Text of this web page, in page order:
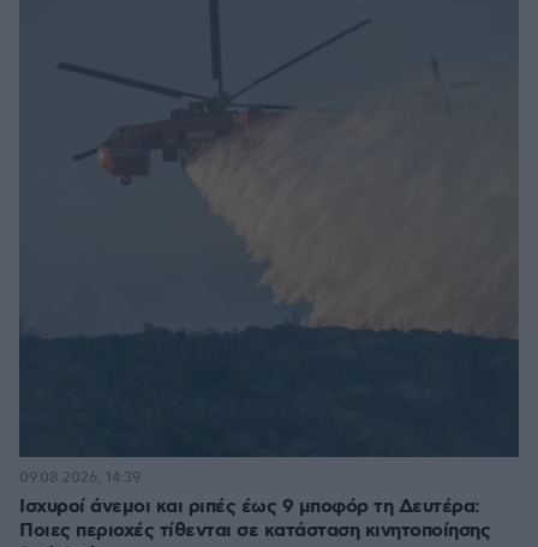
Ισχυροί άνεμοι και ριπές έως 9 μποφόρ τη Δευτέρα:
Ποιες περιοχές τίθενται σε κατάσταση κινητοποίησης
09.08.2026, 14:39